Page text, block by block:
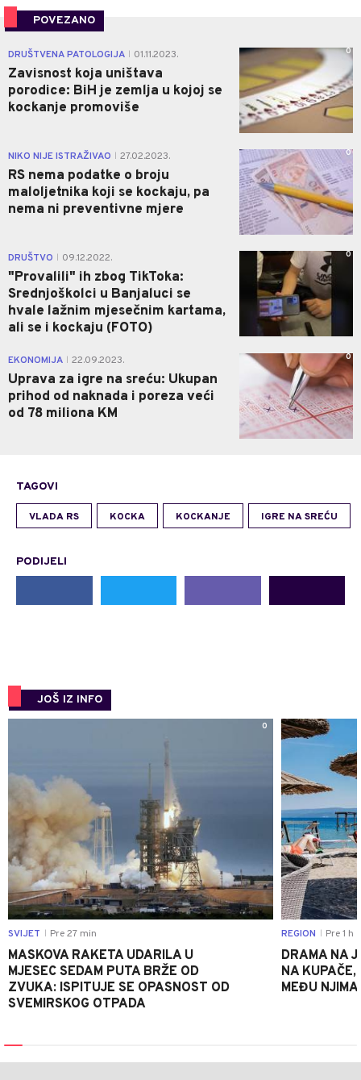
POVEZANO
DRUŠTVENA PATOLOGIJA 01.11.2023.
Zavisnost koja uništava
porodice: BiH je zemlja u kojoj se
kockanje promoviše
0
NIKO NIJE ISTRAŽIVAO 27.02.2023.
RS nema podatke o broju
maloljetnika koji se kockaju, pa
nema ni preventivne mjere
0
DRUŠTVO 09.12.2022.
"Provalili" ih zbog TikToka:
Srednjoškolci u Banjaluci se
hvale lažnim mjesečnim kartama,
ali se i kockaju (FOTO)
0
EKONOMIJA 22.09.2023.
Uprava za igre na sreću: Ukupan
prihod od naknada i poreza veći
od 78 miliona KM
0
TAGOVI
VLADA RS KOCKA KOCKANJE IGRE NA SREĆU
PODIJELI
JOŠ IZ INFO
0
SVIJET Pre 27 min
MASKOVA RAKETA UDARILA U
MJESEC SEDAM PUTA BRŽE OD
ZVUKA: ISPITUJE SE OPASNOST OD
SVEMIRSKOG OTPADA
REGION Pre 1 h
DRAMA NA
NA
MEĐU NJIMA